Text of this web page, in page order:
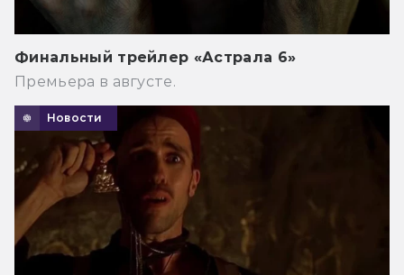
Финальный трейлер «Астрала 6»
Премьера в августе.
Новости